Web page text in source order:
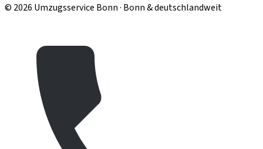
© 2026 Umzugsservice Bonn · Bonn & deutschlandweit